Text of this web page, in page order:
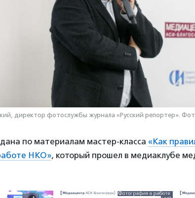
директор фотослужбы журнала «Русский репортер».
по материалам мастер-класса «Как
НКО», который прошел в медиаклубе